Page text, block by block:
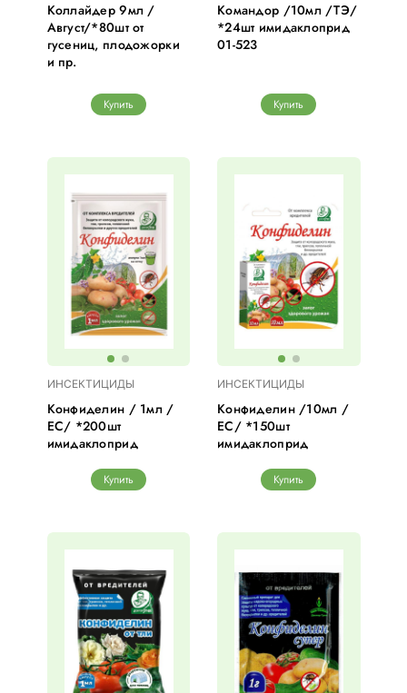
Коллайдер 9мл /
Август/*80шт от
гусениц, плодожорки
и пр.
Купить
Командор /10мл /ТЭ/
*24шт имидаклоприд
01-523
Купить
ИНСЕКТИЦИДЫ
Конфиделин / 1мл /
ЕС/ *200шт
имидаклоприд
Купить
ИНСЕКТИЦИДЫ
Конфиделин /10мл /
ЕС/ *150шт
имидаклоприд
Купить